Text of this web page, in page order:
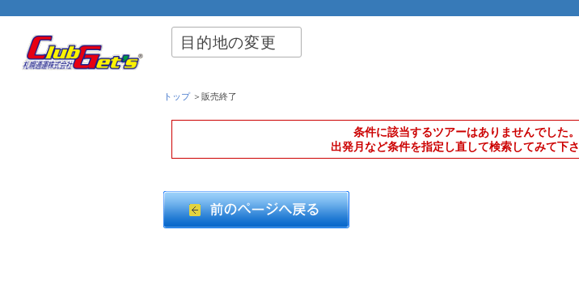
目的地の変更
トップ＞販売終了
条件に該当するツアーはありませんでした。
出発月など条件を指定し直して検索してみて下さ